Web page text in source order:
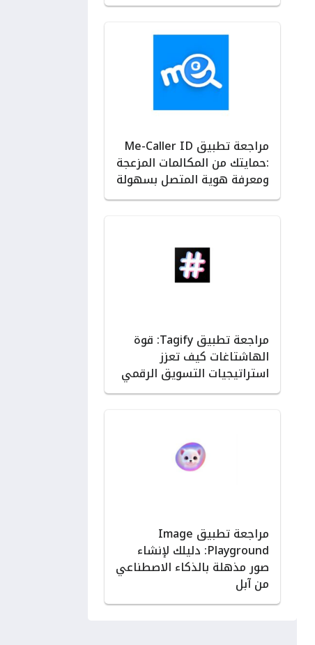
مراجعة تطبيق Me-Caller ID
:حمايتك من المكالمات المزعجة
ومعرفة هوية المتصل بسهولة
مراجعة تطبيق Tagify: قوة
الهاشتاغات كيف تعزز
استراتيجيات التسويق الرقمي
مراجعة تطبيق Image
Playground: دليلك لإنشاء
صور مذهلة بالذكاء الاصطناعي
من آبل